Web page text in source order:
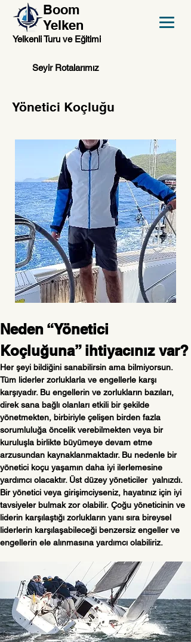
Boom
Yelken
Yelkenli Turu ve Eğitimi
Seyir Rotalarımız
Yönetici Koçluğu
Neden “Yönetici
Koçluğuna” ihtiyacınız var?
Her şeyi bildiğini sanabilirsin ama bilmiyorsun.
Tüm liderler zorluklarla ve engellerle karşı
karşıyadır. Bu engellerin ve zorlukların bazıları,
direk sana bağlı olanları etkili bir şekilde
yönetmekten, birbiriyle çelişen birden fazla
sorumluluğa öncelik verebilmekten veya bir
kuruluşla birlikte büyümeye devam etme
arzusundan kaynaklanmaktadır. Bu nedenle bir
yönetici koçu yaşamın daha iyi ilerlemesine
yardımcı olacaktır. Üst düzey yöneticiler  yalnızdı.
Bir yönetici veya girişimciyseniz, hayatınız için iyi
tavsiyeler bulmak zor olabilir. Çoğu yöneticinin ve
liderin karşılaştığı zorlukların yanı sıra bireysel
liderlerin karşılaşabileceği benzersiz engeller ve
engellerin ele alınmasına yardımcı olabiliriz.